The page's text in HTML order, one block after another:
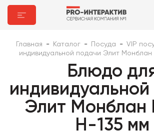
Главная - Каталог - Посуда - VIP
индивидуальной подачи Элит Монблан
Блюдо
Элит Монблан
Н-135 мм